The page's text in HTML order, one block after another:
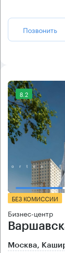
Позвонить
8.2
БЕЗ КОМИССИИ
Бизнес-центр
Москва,